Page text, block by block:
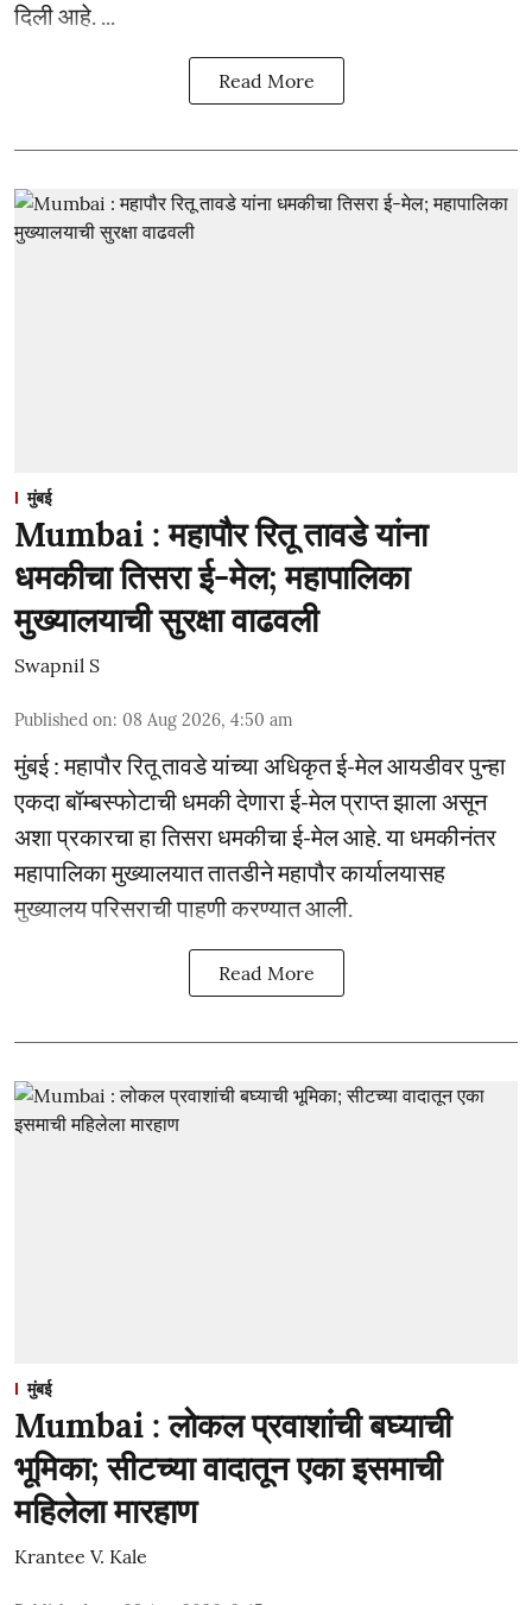
दिली आहे. ...
Read More
मुंबई
Mumbai : महापौर रितू तावडे यांना
धमकीचा तिसरा ई-मेल; महापालिका
मुख्यालयाची सुरक्षा वाढवली
Swapnil S
Published on: 08 Aug 2026, 4:50 am
मुंबई : महापौर रितू तावडे यांच्या अधिकृत ई-मेल आयडीवर पुन्हा
एकदा बॉम्बस्फोटाची धमकी देणारा ई-मेल प्राप्त झाला असून
अशा प्रकारचा हा तिसरा धमकीचा ई-मेल आहे. या धमकीनंतर
महापालिका मुख्यालयात तातडीने महापौर कार्यालयासह
मुख्यालय परिसराची पाहणी करण्यात आली.
Read More
मुंबई
Mumbai : लोकल प्रवाशांची बघ्याची
भूमिका; सीटच्या वादातून एका इसमाची
महिलेला मारहाण
Krantee V. Kale